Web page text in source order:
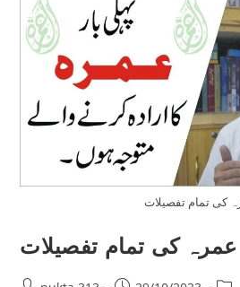
کی تمام تفصیلات
عمرہ کی تمام تفصیلات